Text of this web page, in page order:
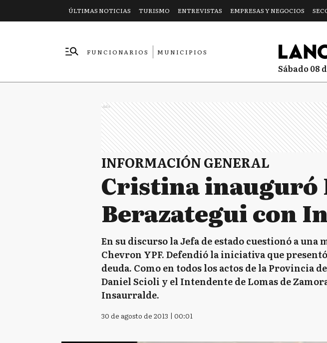
ÚLTIMAS NOTICIAS TURISMO ENTREVISTAS EMPRESAS Y NEGOCIOS
FUNCIONARIOS
MUNICIPIOS
sábado 08
Ads
INFORMACIÓN GENERAL
Cristina inauguró
Berazategui con
En su discurso la Jefa de estado cuestionó a
Chevron YPF. Defendió la iniciativa que
deuda. Como en todos los actos de la Provincia
Daniel Scioli y el Intendente de Lomas de
Insaurralde.
30 de agosto de 2013 | 00:01